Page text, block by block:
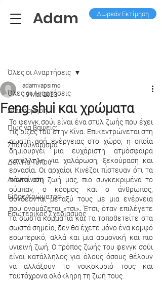
Adam Δωρεάν Εκτίμηση
Όλες οι Aναρτήσεις
Διακόσμηση
Πως να βάψεις;
Σπατουλάρισμα
Δελτία Τύπου
Ανακαίνιση
Είδος Χρώματος
Εσωτερικός Σχεδιασμός
Όλες οι Aναρτήσεις
Feng shui και χρώματα
adamvapsimo
19 Μαΐ 2023
Το φενγκ σούι είναι ένα στυλ ζωής που έχει
τις ρίζες του στην Κίνα. Επικεντρώνεται στη
σωστή ροή ενέργειας στο χώρο, η οποία
δημιουργεί μια ευχάριστη ατμόσφαιρα
κατάλληλη για χαλάρωση, ξεκούραση και
εργασία. Οι αρχαίοι Κινέζοι πίστευαν ότι τα
πάντα στη ζωή μας, πιο συγκεκριμένα το
σύμπαν, ο κόσμος και ο άνθρωπος,
συνδέονται μεταξύ τους με μια ενέργεια
που ονομάζεται «τσι». Έτσι, όταν επιλέγετε
τα σωστά κομμάτια και τα τοποθετείτε στα
σωστά σημεία, δεν θα έχετε μόνο ένα κομψό
εσωτερικό, αλλά και μια αρμονική και πιο
υγιεινή ζωή. Ο τρόπος ζωής του φενγκ σούι
είναι κατάλληλος για όλους όσους θέλουν
να αλλάξουν το νοικοκυριό τους και
ταυτόχρονα ολόκληρη τη ζωή τους.